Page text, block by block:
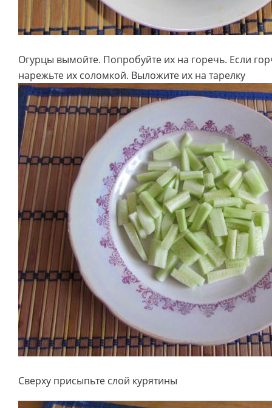
Огурцы вымойте. Попробуйте их на горечь. Если
нарежьте их соломкой. Выложите их на тарелку
Сверху присыпьте слой курятины